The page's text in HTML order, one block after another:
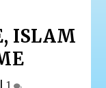
ISLAM